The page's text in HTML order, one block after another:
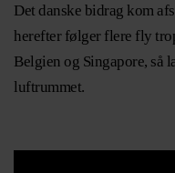
Det danske bidrag kom
herefter følger flere fly
Belgien og Singapore, så
luftrummet.